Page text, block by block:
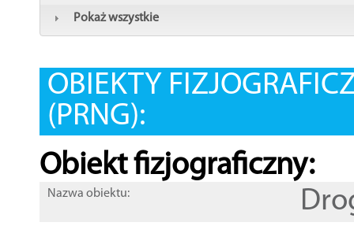
Pokaż wszystkie
OBIEKTY
(PRNG):
Obiekt fizjograficzny:
Nazwa obiektu: